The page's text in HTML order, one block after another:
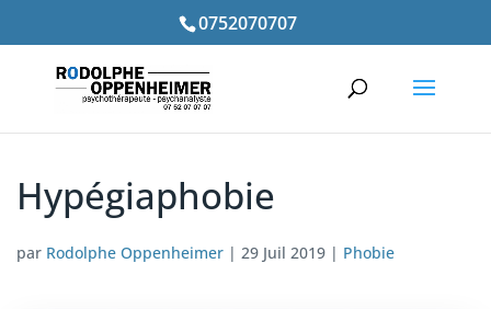
0752070707
Hypégiaphobie
par Rodolphe Oppenheimer | 29 Juil 2019 | Phobie